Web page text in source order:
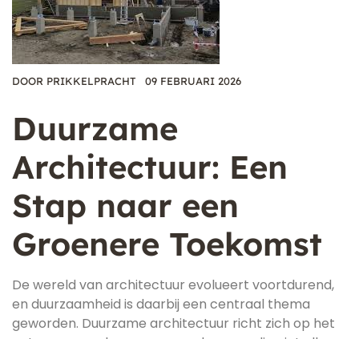
DOOR PRIKKELPRACHT 09 FEBRUARI 2026
Duurzame
Architectuur: Een
Stap naar een
Groenere Toekomst
De wereld van architectuur evolueert voortdurend,
en duurzaamheid is daarbij een centraal thema
geworden. Duurzame architectuur richt zich op het